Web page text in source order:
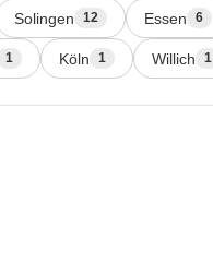
Solingen 12 Essen 6
1 Köln 1 Willich 1